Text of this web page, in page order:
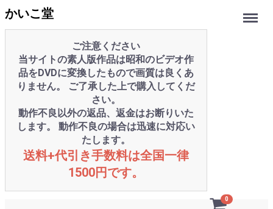
かいこ堂
ご注意ください
当サイトの素人版作品は昭和のビデオ作
品をDVDに変換したもので画質は良くあ
りません。 ご了承した上で購入してくだ
さい。
動作不良以外の返品、返金はお断りいた
します。 動作不良の場合は迅速に対応い
たします。
送料+代引き手数料は全国一律
1500円です。
Menu
0